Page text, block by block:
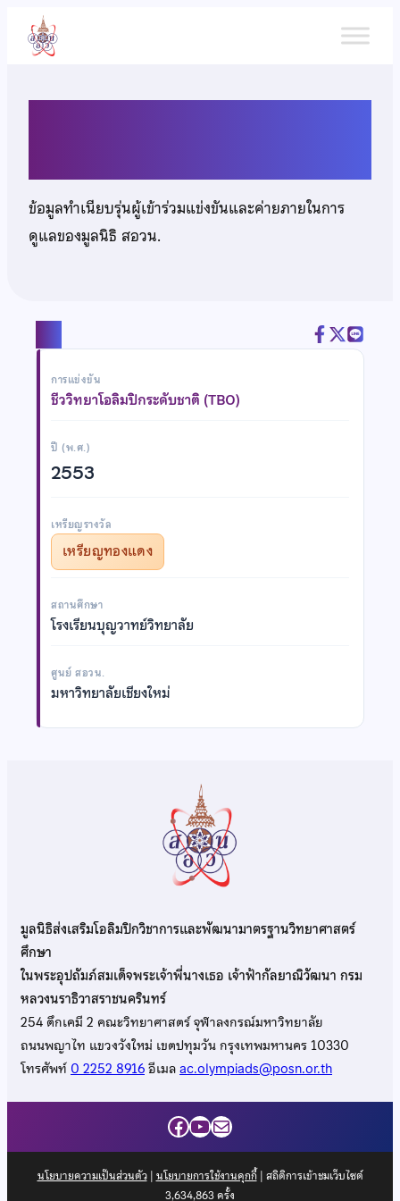
เนื้อหา
ข้อมูลทำเนียบรุ่นผู้เข้าร่วมแข่งขันและค่ายภายในการ
ดูแลของมูลนิธิ สอวน.
การแข่งขัน
ชีววิทยาโอลิมปิกระดับชาติ (TBO)
ปี (พ.ศ.)
2553
เหรียญรางวัล
เหรียญทองแดง
สถานศึกษา
โรงเรียนบุญวาทย์วิทยาลัย
ศูนย์ สอวน.
มหาวิทยาลัยเชียงใหม่
มูลนิธิส่งเสริมโอลิมปิกวิชาการและพัฒนามาตรฐานวิทยาศาสตร์
ศึกษา
ในพระอุปถัมภ์สมเด็จพระเจ้าพี่นางเธอ เจ้าฟ้ากัลยาณิวัฒนา กรม
หลวงนราธิวาสราชนครินทร์
254 ตึกเคมี 2 คณะวิทยาศาสตร์ จุฬาลงกรณ์มหาวิทยาลัย
ถนนพญาไท แขวงวังใหม่ เขตปทุมวัน กรุงเทพมหานคร 10330
โทรศัพท์0 2252 8916อีเมลac.olympiads@posn.or.th
Facebook
YouTube
Mail
นโยบายความเป็นส่วนตัว| นโยบายการใช้งานคุกกี้| สถิติการเข้าชมเว็บไซต์
3,634,863ครั้ง